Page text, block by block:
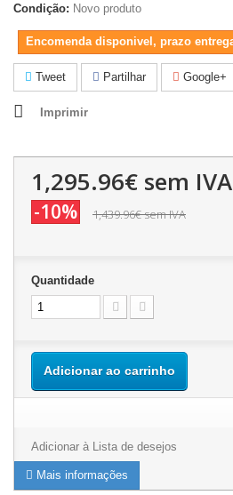
Condição: Novo produto
Encomenda disponivel, prazo
Tweet Partilhar Google+
Imprimir
1,295.96€ sem IVA
-10% 1,439.96€sem IVA
Quantidade
Adicionar ao carrinho
Adicionar à Lista de desejos
Mais informações